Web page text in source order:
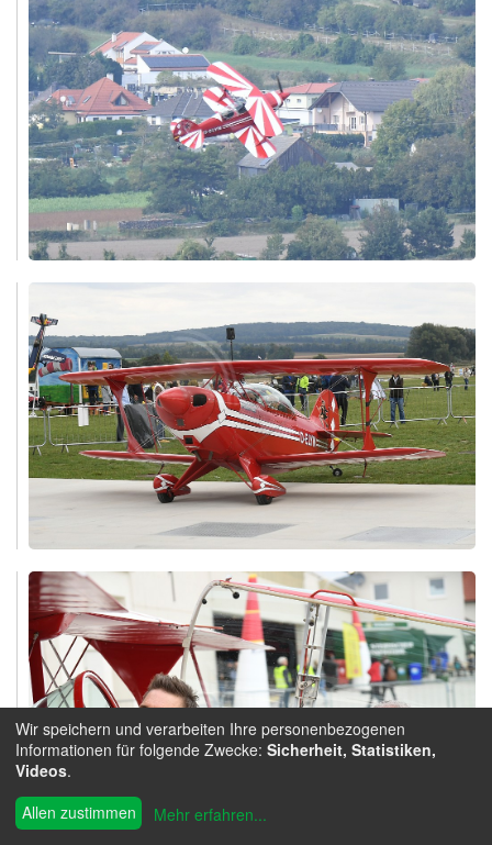
Wir speichern und verarbeiten Ihre personenbezogenen
Informationen für folgende Zwecke: Sicherheit, Statistiken,
Videos.
Allen zustimmen
Mehr erfahren...